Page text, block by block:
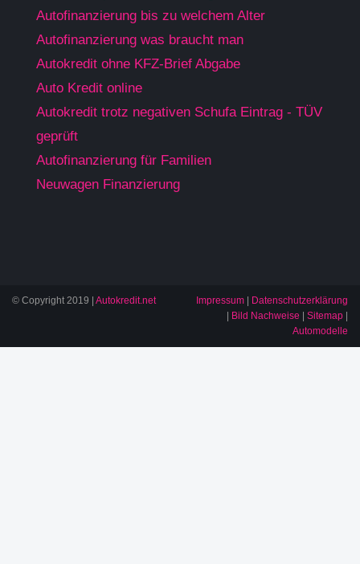
Autofinanzierung bis zu welchem Alter
Autofinanzierung was braucht man
Autokredit ohne KFZ-Brief Abgabe
Auto Kredit online
Autokredit trotz negativen Schufa Eintrag - TÜV
geprüft
Autofinanzierung für Familien
Neuwagen Finanzierung
© Copyright 2019 | Autokredit.net Impressum
Datenschutzerklärung
Bild Nachweise Sitemap
Automodelle